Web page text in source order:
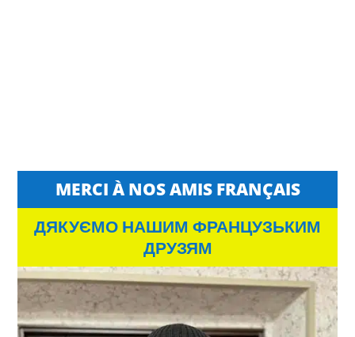
MERCI À NOS AMIS FRANÇAIS
ДЯКУЄМО НАШИМ ФРАНЦУЗЬКИМ
ДРУЗЯМ